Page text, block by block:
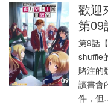
歡迎
第09
第9話
shuffle
賭注的
讀書會
件，